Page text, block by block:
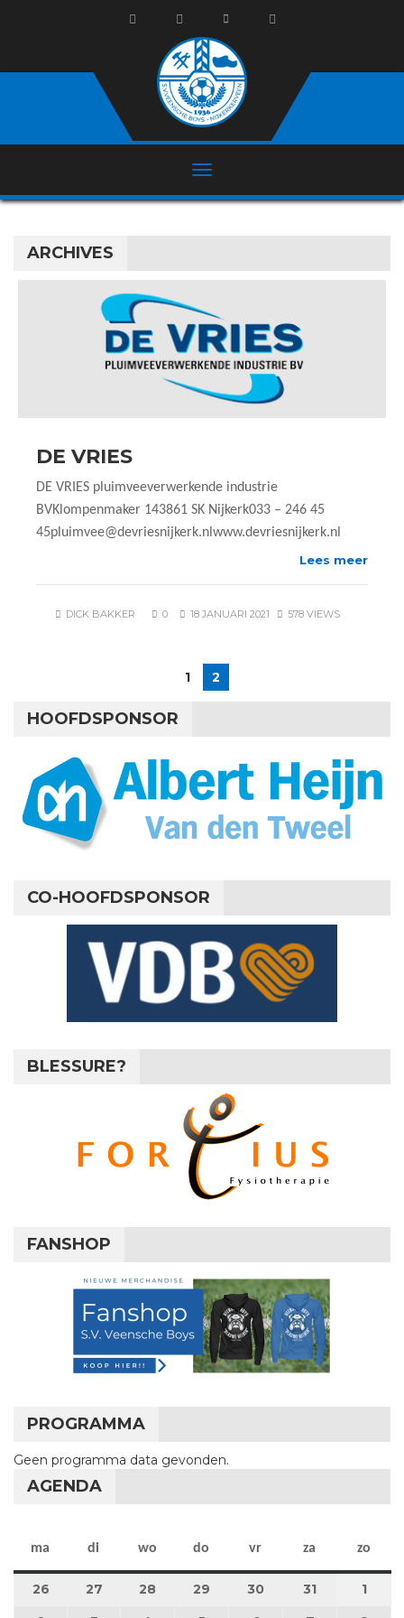
ARCHIVES
DE VRIES
DE VRIES pluimveeverwerkende industrie
BVKlompenmaker 143861 SK Nijkerk033 – 246 45
45pluimvee@devriesnijkerk.nlwww.devriesnijkerk.nl
Lees meer
DICK BAKKER 0 18 JANUARI 2021 578 VIEWS
1 2
HOOFDSPONSOR
CO-HOOFDSPONSOR
BLESSURE?
FANSHOP
PROGRAMMA
Geen programma data gevonden.
AGENDA
ma maandag
di dinsdag
wo woensdag
do donderdag
vr vrijdag
za zaterdag
zo
26 26 mei 2025
27 27 mei 2025
28 28 mei 2025
29 29 mei 2025
30 30 mei 2025
31 31 mei 2025
11